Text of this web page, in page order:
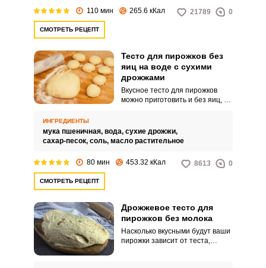
110 мин 265.6 кКал 21789 0
СМОТРЕТЬ РЕЦЕПТ
Тесто для пирожков без
яиц на воде с сухими
дрожжами
Вкусное тесто для пирожков
можно приготовить и без яиц, а
аппетитным. Готовить его
довольно просто, главное
тесто получится качественным и
воздушным.
ИНГРЕДИЕНТЫ
мука пшеничная, вода, сухие дрожжи,
сахар-песок, соль, масло растительное
80 мин 453.32 кКал 8613 0
СМОТРЕТЬ РЕЦЕПТ
Дрожжевое тесто для
пирожков без молока
Насколько вкусными будут ваши
пирожки зависит от теста,